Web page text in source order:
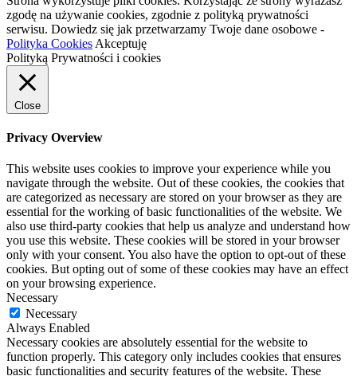
zgodę na używanie cookies, zgodnie z polityką prywatności
serwisu. Dowiedz się jak przetwarzamy Twoje dane osobowe -
Polityka Cookies Akceptuję
Polityką Prywatności i cookies
Close
Privacy Overview
This website uses cookies to improve your experience while you
navigate through the website. Out of these cookies, the cookies that
are categorized as necessary are stored on your browser as they are
essential for the working of basic functionalities of the website. We
also use third-party cookies that help us analyze and understand how
you use this website. These cookies will be stored in your browser
only with your consent. You also have the option to opt-out of these
cookies. But opting out of some of these cookies may have an effect
on your browsing experience.
Necessary
Necessary
Always Enabled
Necessary cookies are absolutely essential for the website to
function properly. This category only includes cookies that ensures
basic functionalities and security features of the website. These